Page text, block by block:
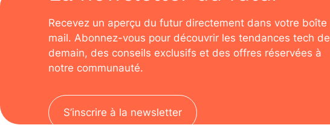
Recevez un aperçu du futur directement dans votre boîte
mail. Abonnez-vous pour découvrir les tendances tech de
demain, des conseils exclusifs et des offres réservées à
notre communauté.
S’inscrire à la newsletter